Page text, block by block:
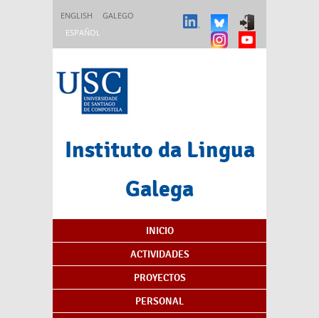
ENGLISH
GALEGO
ESPAÑOL
Instituto da Lingua
Galega
Índice de contenidos
INICIO
ACTIVIDADES
PROYECTOS
PERSONAL